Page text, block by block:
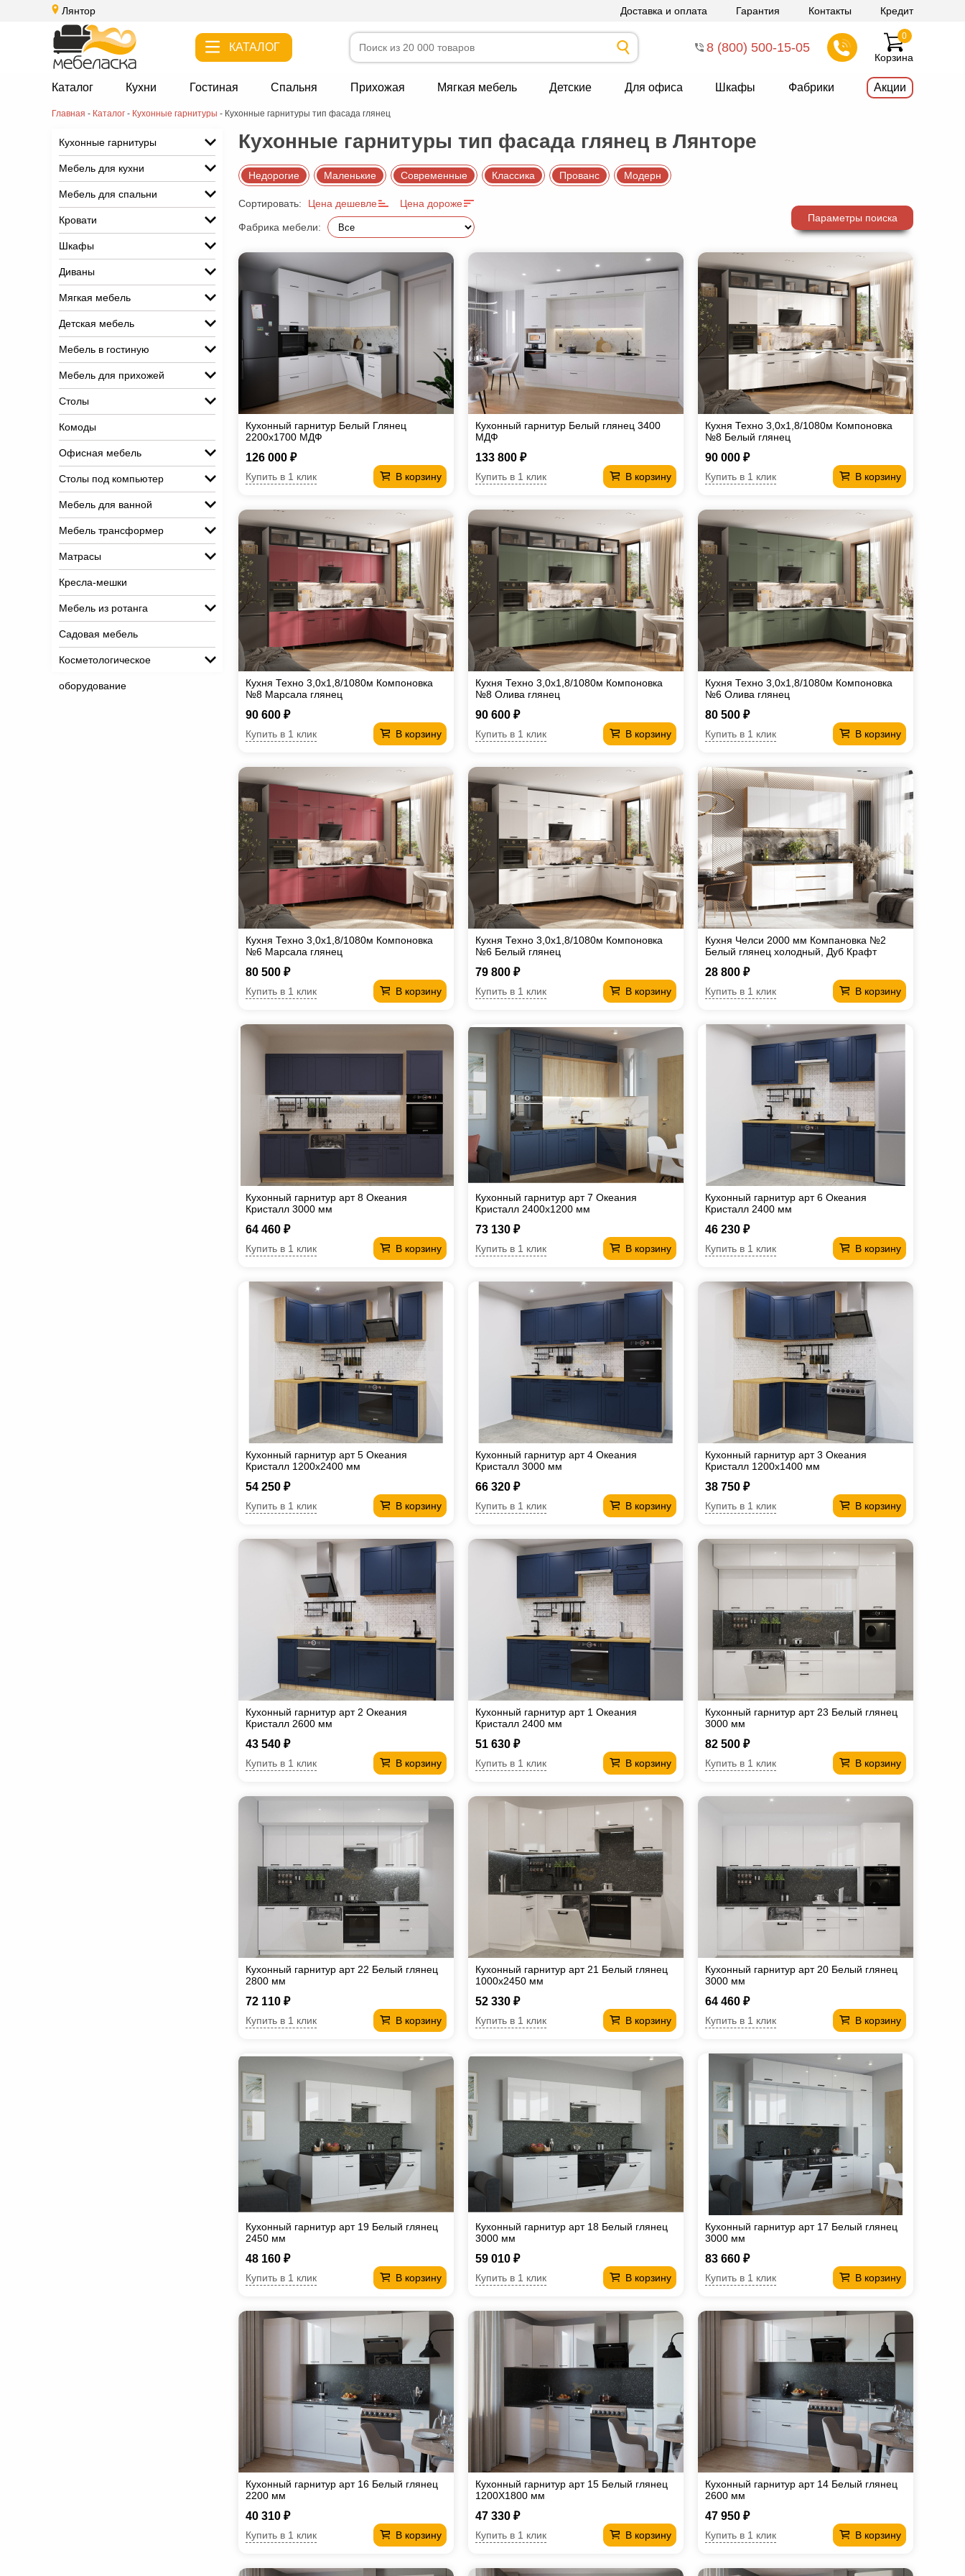
Лянтор Доставка и оплата Гарантия Контакты Кредит
КАТАЛОГ 8 (800) 500-15-05
Корзина
0
Каталог Кухни Гостиная Спальня Прихожая Мягкая мебель Детские Для офиса Шкафы Фабрики Акции
Главная - Каталог - Кухонные гарнитуры - Кухонные гарнитуры тип фасада глянец
Кухонные гарнитуры
Мебель для кухни
Мебель для спальни
Кровати
Шкафы
Диваны
Мягкая мебель
Детская мебель
Мебель в гостиную
Мебель для прихожей
Столы
Комоды
Офисная мебель
Столы под компьютер
Мебель для ванной
Мебель трансформер
Матрасы
Кресла-мешки
Мебель из ротанга
Садовая мебель
Косметологическое
оборудование
Кухонные гарнитуры тип фасада глянец в Лянторе
Недорогие Маленькие Современные Классика Прованс Модерн
Сортировать: Цена дешевле Цена дороже
Фабрика мебели:
Параметры поиска
Кухонный гарнитур Белый Глянец
2200х1700 МДФ
126 000 ₽
В корзину
Купить в 1 клик
Кухонный гарнитур Белый глянец 3400
МДФ
133 800 ₽
В корзину
Купить в 1 клик
Кухня Техно 3,0х1,8/1080м Компоновка
№8 Белый глянец
90 000 ₽
В корзину
Купить в 1 клик
Кухня Техно 3,0х1,8/1080м Компоновка
№8 Марсала глянец
90 600 ₽
В корзину
Купить в 1 клик
Кухня Техно 3,0х1,8/1080м Компоновка
№8 Олива глянец
90 600 ₽
В корзину
Купить в 1 клик
Кухня Техно 3,0х1,8/1080м Компоновка
№6 Олива глянец
80 500 ₽
В корзину
Купить в 1 клик
Кухня Техно 3,0х1,8/1080м Компоновка
№6 Марсала глянец
80 500 ₽
В корзину
Купить в 1 клик
Кухня Техно 3,0х1,8/1080м Компоновка
№6 Белый глянец
79 800 ₽
В корзину
Купить в 1 клик
Кухня Челси 2000 мм Компановка №2
Белый глянец холодный, Дуб Крафт
28 800 ₽
В корзину
Купить в 1 клик
Кухонный гарнитур арт 8 Океания
Кристалл 3000 мм
64 460 ₽
В корзину
Купить в 1 клик
Кухонный гарнитур арт 7 Океания
Кристалл 2400х1200 мм
73 130 ₽
В корзину
Купить в 1 клик
Кухонный гарнитур арт 6 Океания
Кристалл 2400 мм
46 230 ₽
В корзину
Купить в 1 клик
Кухонный гарнитур арт 5 Океания
Кристалл 1200х2400 мм
54 250 ₽
В корзину
Купить в 1 клик
Кухонный гарнитур арт 4 Океания
Кристалл 3000 мм
66 320 ₽
В корзину
Купить в 1 клик
Кухонный гарнитур арт 3 Океания
Кристалл 1200х1400 мм
38 750 ₽
В корзину
Купить в 1 клик
Кухонный гарнитур арт 2 Океания
Кристалл 2600 мм
43 540 ₽
В корзину
Купить в 1 клик
Кухонный гарнитур арт 1 Океания
Кристалл 2400 мм
51 630 ₽
В корзину
Купить в 1 клик
Кухонный гарнитур арт 23 Белый глянец
3000 мм
82 500 ₽
В корзину
Купить в 1 клик
Кухонный гарнитур арт 22 Белый глянец
2800 мм
72 110 ₽
В корзину
Купить в 1 клик
Кухонный гарнитур арт 21 Белый глянец
1000х2450 мм
52 330 ₽
В корзину
Купить в 1 клик
Кухонный гарнитур арт 20 Белый глянец
3000 мм
64 460 ₽
В корзину
Купить в 1 клик
Кухонный гарнитур арт 19 Белый глянец
2450 мм
48 160 ₽
В корзину
Купить в 1 клик
Кухонный гарнитур арт 18 Белый глянец
3000 мм
59 010 ₽
В корзину
Купить в 1 клик
Кухонный гарнитур арт 17 Белый глянец
3000 мм
83 660 ₽
В корзину
Купить в 1 клик
Кухонный гарнитур арт 16 Белый глянец
2200 мм
40 310 ₽
В корзину
Купить в 1 клик
Кухонный гарнитур арт 15 Белый глянец
1200Х1800 мм
47 330 ₽
В корзину
Купить в 1 клик
Кухонный гарнитур арт 14 Белый глянец
2600 мм
47 950 ₽
В корзину
Купить в 1 клик